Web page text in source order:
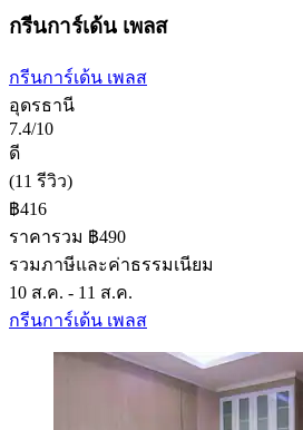
กรีนการ์เด้น เพลส
กรีนการ์เด้น เพลส
อุดรธานี
7.4/10
ดี
(11 รีวิว)
฿416
ราคารวม ฿490
รวมภาษีและค่าธรรมเนียม
10 ส.ค. - 11 ส.ค.
กรีนการ์เด้น เพลส